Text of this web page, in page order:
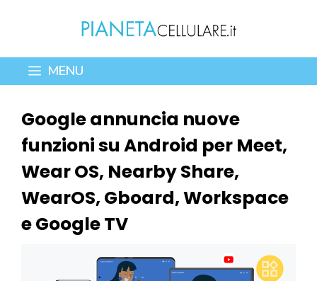
contenuto
MENU
Google annuncia nuove
funzioni su Android per Meet,
Wear OS, Nearby Share,
WearOS, Gboard, Workspace
e Google TV